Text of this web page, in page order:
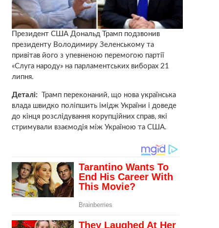
Президент США Дональд Трамп подзвонив
президенту Володимиру Зеленському та
привітав його з упевненою перемогою партії
«Слуга народу» на парламентських виборах 21
липня.
Деталі: Трамп переконаний, що нова українська
влада швидко поліпшить імідж України і доведе
до кінця розслідування корупційних справ, які
стримували взаємодія між Україною та США.